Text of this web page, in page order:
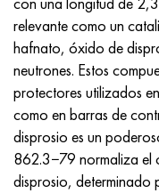
relevante como un
hafnato, óxido de
neutrones. Estos
protectores utilizados
como en barras de
disprosio es un
862.3−79 normaliza el
disprosio, determinado
René 41
Maraging 300
Maraging 350
MP35N
Aleación 50NP
50NHS
Aleación 52N
52K12F
KhN67MVTYu
KhN68VKTYU
KhN68VMTYUK-vd
KhN70VMTYu
SPT-2 sv
A LAS 3
3M
TL3
Custom 455® -
1.4545 - 15-5Ph®
1.4548 - 17-4Ph®
1.4550 - AISI 347
15x11mf
15х12vnmf
15Х12Н2MVFAB
15X16K5N2MVFAB
C65620,
C65100, CuSi1.5
Bronce estaño-plomo
c92200,
20G, 20mn5
20XH3A, AISI 4320,
20HM, 24CrMo5,
25KhGM, 20CrMo5,
P18, 1,3355, hs18-0-
Acero carbono
10,1.1645, C105W1
11G12, 110G13L,